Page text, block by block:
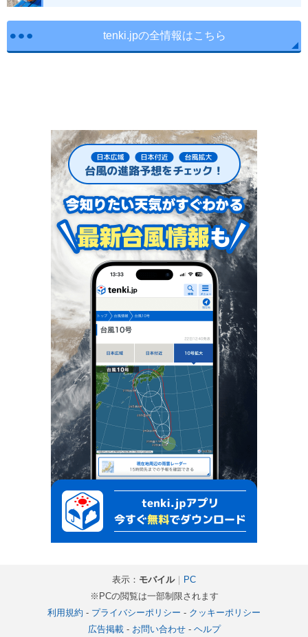
tenki.jpの全情報はこちら
表示： モバイル｜ PC
※PCの閲覧は一部制限されます
利用規約 - プライバシーポリシー - クッキーポリシー
広告掲載- お問い合わせ- ヘルプ